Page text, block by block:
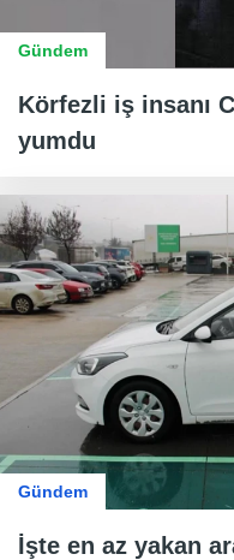
Gündem
Körfezli iş insanı
yumdu
Gündem
İşte en az yakan